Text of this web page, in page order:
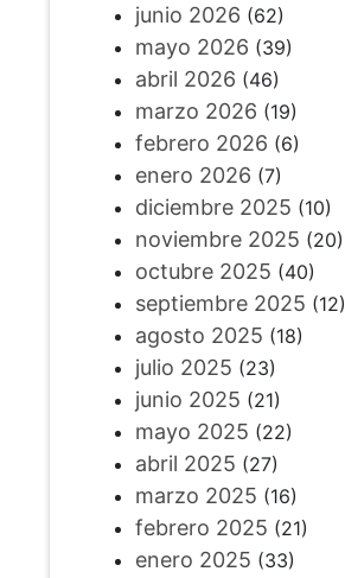
junio 2026 (62)
mayo 2026 (39)
abril 2026 (46)
marzo 2026 (19)
febrero 2026 (6)
enero 2026 (7)
diciembre 2025 (10)
noviembre 2025 (20)
octubre 2025 (40)
septiembre 2025 (12)
agosto 2025 (18)
julio 2025 (23)
junio 2025 (21)
mayo 2025 (22)
abril 2025 (27)
marzo 2025 (16)
febrero 2025 (21)
enero 2025 (33)